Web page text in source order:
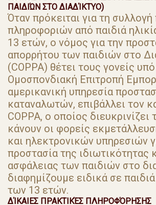
ΠΑΙΔΙΏΝ ΣΤΟ ΔΙΑΔΊΚΤΥΟ)
Όταν πρόκειται για τη
πληροφοριών από παιδιά
13 ετών, ο νόμος για την
απορρήτου των παιδιών στο
(COPPA) θέτει τους γονείς
Ομοσπονδιακή Επιτροπή
αμερικανική υπηρεσία
καταναλωτών, επιβάλλει τον
COPPA, ο οποίος διευκρινίζει
κάνουν οι φορείς
και ηλεκτρονικών υπηρεσιών
προστασία της ιδιωτικότητας
ασφάλειας των παιδιών στο
διαφημίζουμε ειδικά σε
των 13 ετών.
ΔΊΚΑΙΕΣ ΠΡΑΚΤΙΚΈΣ ΠΛΗΡΟΦΌΡΗΣΗΣ